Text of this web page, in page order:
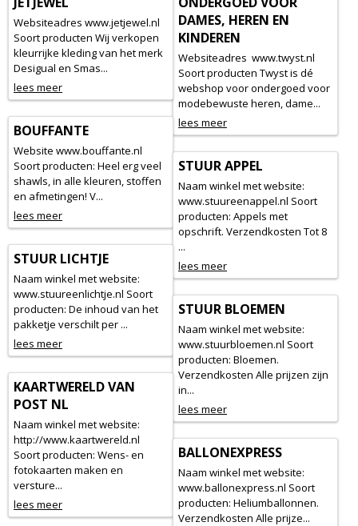
DAMES, HEREN EN
KINDEREN
Websiteadres www.twyst.nl
Soort producten Twyst is dé
webshop voor ondergoed voor
modebewuste heren, dame...
lees meer
Websiteadres www.jetjewel.nl
Soort producten Wij verkopen
kleurrijke kleding van het merk
Desigual en Smas...
lees meer
BOUFFANTE
Website www.bouffante.nl
Soort producten: Heel erg veel
shawls, in alle kleuren, stoffen
en afmetingen! V...
lees meer
STUUR APPEL
Naam winkel met website:
www.stuureenappel.nl Soort
producten: Appels met
opschrift. Verzendkosten Tot 8
...
lees meer
STUUR LICHTJE
Naam winkel met website:
www.stuureenlichtje.nl Soort
producten: De inhoud van het
pakketje verschilt per ...
lees meer
STUUR BLOEMEN
Naam winkel met website:
www.stuurbloemen.nl Soort
producten: Bloemen.
Verzendkosten Alle prijzen zijn
in...
lees meer
KAARTWERELD VAN
POST NL
Naam winkel met website:
http://www.kaartwereld.nl
Soort producten: Wens- en
fotokaarten maken en
versture...
lees meer
BALLONEXPRESS
Naam winkel met website:
www.ballonexpress.nl Soort
producten: Heliumballonnen.
Verzendkosten Alle prijze...